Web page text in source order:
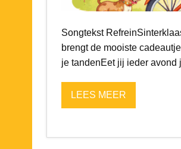
Songtekst
brengt de mooiste
je tandenEet jij ieder
LEES MEER